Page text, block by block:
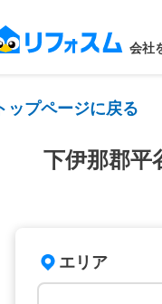
会社
ップページに戻る
下伊那郡平
エリア